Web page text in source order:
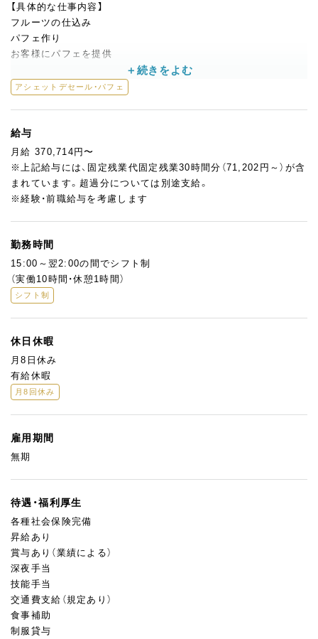
【具体的な仕事内容】
フルーツの仕込み
パフェ作り
お客様にパフェを提供
基本的な仕事に加えて、
などの事務作業もお任せします。
味、見た目、サービスすべてにこだわり、お客様に忘れられないパ
フェを提供しています。
アシェットデセール・パフェ
給与
月給 370,714円〜
※上記給与には、固定残業代固定残業30時間分（71,202円～）が含
まれています。超過分については別途支給。
※経験・前職給与を考慮します
勤務時間
15:00～翌2:00の間でシフト制
（実働10時間・休憩1時間）
シフト制
休日休暇
月8日休み
有給休暇
月8回休み
雇用期間
無期
待遇・福利厚生
各種社会保険完備
昇給あり
賞与あり（業績による）
深夜手当
技能手当
交通費支給（規定あり）
食事補助
制服貸与